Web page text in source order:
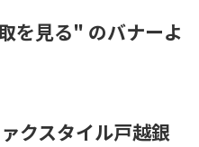
を見る" のバナーよ
クスタイル戸越銀